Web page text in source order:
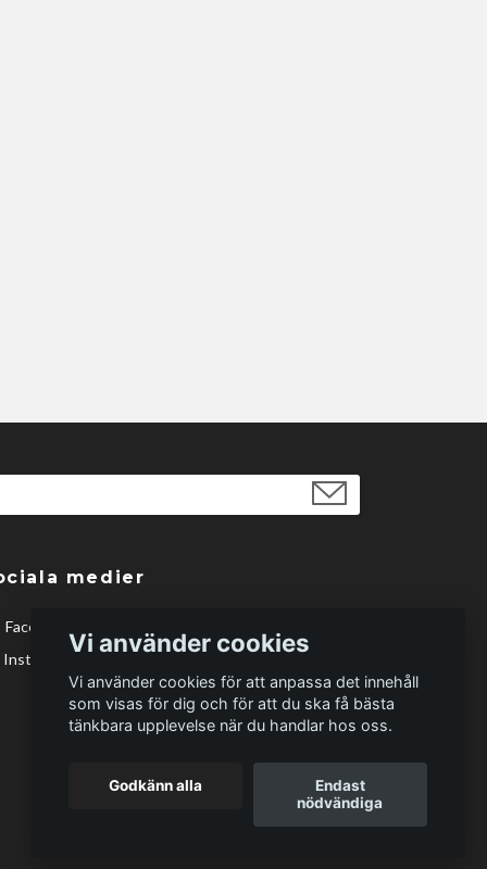
medier
Facebook
Instagram
Vi använder cookies
Vi använder cookies för att anpassa det innehåll
som visas för dig och för att du ska få bästa
tänkbara upplevelse när du handlar hos oss.
Godkänn alla
Endast
nödvändiga